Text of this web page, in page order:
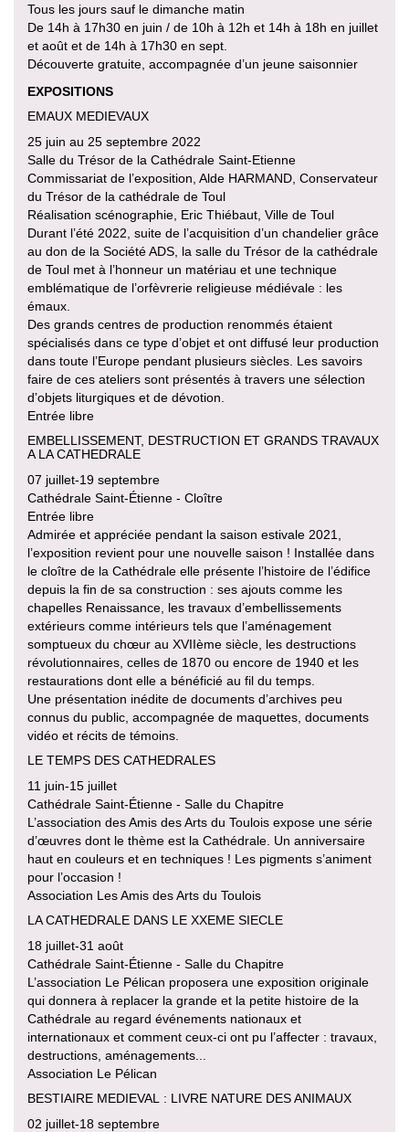
Tous les jours sauf le dimanche matin
De 14h à 17h30 en juin / de 10h à 12h et 14h à 18h en juillet
et août et de 14h à 17h30 en sept.
Découverte gratuite, accompagnée d’un jeune saisonnier
EXPOSITIONS
EMAUX MEDIEVAUX
25 juin au 25 septembre 2022
Salle du Trésor de la Cathédrale Saint-Etienne
Commissariat de l’exposition, Alde HARMAND, Conservateur
du Trésor de la cathédrale de Toul
Réalisation scénographie, Eric Thiébaut, Ville de Toul
Durant l’été 2022, suite de l’acquisition d’un chandelier grâce
au don de la Société ADS, la salle du Trésor de la cathédrale
de Toul met à l’honneur un matériau et une technique
emblématique de l’orfèvrerie religieuse médiévale : les
émaux.
Des grands centres de production renommés étaient
spécialisés dans ce type d’objet et ont diffusé leur production
dans toute l’Europe pendant plusieurs siècles. Les savoirs
faire de ces ateliers sont présentés à travers une sélection
d’objets liturgiques et de dévotion.
Entrée libre
EMBELLISSEMENT, DESTRUCTION ET GRANDS TRAVAUX
A LA CATHEDRALE
07 juillet-19 septembre
Cathédrale Saint-Étienne - Cloître
Entrée libre
Admirée et appréciée pendant la saison estivale 2021,
l’exposition revient pour une nouvelle saison ! Installée dans
le cloître de la Cathédrale elle présente l’histoire de l’édifice
depuis la fin de sa construction : ses ajouts comme les
chapelles Renaissance, les travaux d’embellissements
extérieurs comme intérieurs tels que l’aménagement
somptueux du chœur au XVIIème siècle, les destructions
révolutionnaires, celles de 1870 ou encore de 1940 et les
restaurations dont elle a bénéficié au fil du temps.
Une présentation inédite de documents d’archives peu
connus du public, accompagnée de maquettes, documents
vidéo et récits de témoins.
LE TEMPS DES CATHEDRALES
11 juin-15 juillet
Cathédrale Saint-Étienne - Salle du Chapitre
L’association des Amis des Arts du Toulois expose une série
d’œuvres dont le thème est la Cathédrale. Un anniversaire
haut en couleurs et en techniques ! Les pigments s’animent
pour l’occasion !
Association Les Amis des Arts du Toulois
LA CATHEDRALE DANS LE XXEME SIECLE
18 juillet-31 août
Cathédrale Saint-Étienne - Salle du Chapitre
L’association Le Pélican proposera une exposition originale
qui donnera à replacer la grande et la petite histoire de la
Cathédrale au regard événements nationaux et
internationaux et comment ceux-ci ont pu l’affecter : travaux,
destructions, aménagements...
Association Le Pélican
BESTIAIRE MEDIEVAL : LIVRE NATURE DES ANIMAUX
02 juillet-18 septembre